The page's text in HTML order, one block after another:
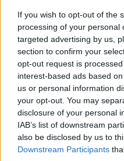
If you wish to opt-out of the
processing of your personal
targeted advertising by us,
section to confirm your
opt-out request is
interest-based ads based
us or personal information
your opt-out. You may
disclosure of your personal
IAB’s list of downstream
also be disclosed by us to
Downstream Participants
Από τις οκτώ σχολές του
στον Βόλο, τρεις στη
Λαμία. Και συγκεκριμένα:
n Ιδρύονται στο
σχολές, μία από
στη Λάρισα.
Οικονομικών και